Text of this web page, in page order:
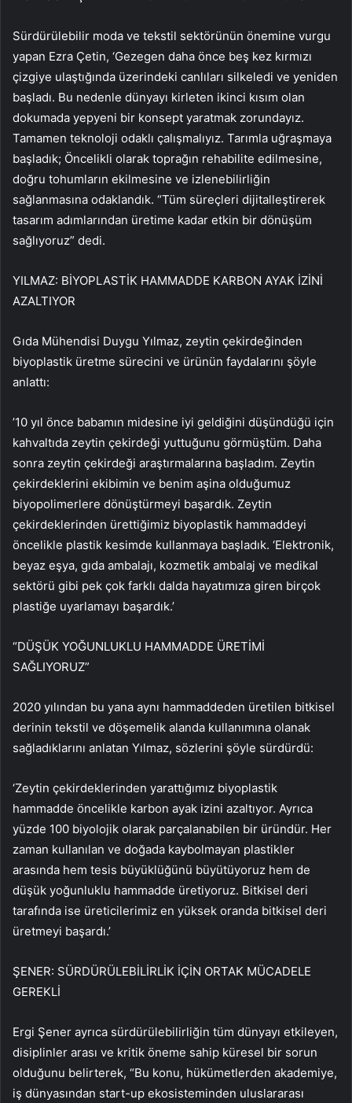
Sürdürülebilir moda ve tekstil sektörünün önemine vurgu
yapan Ezra Çetin, ‘Gezegen daha önce beş kez kırmızı
çizgiye ulaştığında üzerindeki canlıları silkeledi ve yeniden
başladı. Bu nedenle dünyayı kirleten ikinci kısım olan
dokumada yepyeni bir konsept yaratmak zorundayız.
Tamamen teknoloji odaklı çalışmalıyız. Tarımla uğraşmaya
başladık; Öncelikli olarak toprağın rehabilite edilmesine,
doğru tohumların ekilmesine ve izlenebilirliğin
sağlanmasına odaklandık. “Tüm süreçleri dijitalleştirerek
tasarım adımlarından üretime kadar etkin bir dönüşüm
sağlıyoruz” dedi.
YILMAZ: BİYOPLASTİK HAMMADDE KARBON AYAK İZİNİ
AZALTIYOR
Gıda Mühendisi Duygu Yılmaz, zeytin çekirdeğinden
biyoplastik üretme sürecini ve ürünün faydalarını şöyle
anlattı:
’10 yıl önce babamın midesine iyi geldiğini düşündüğü için
kahvaltıda zeytin çekirdeği yuttuğunu görmüştüm. Daha
sonra zeytin çekirdeği araştırmalarına başladım. Zeytin
çekirdeklerini ekibimin ve benim aşina olduğumuz
biyopolimerlere dönüştürmeyi başardık. Zeytin
çekirdeklerinden ürettiğimiz biyoplastik hammaddeyi
öncelikle plastik kesimde kullanmaya başladık. ‘Elektronik,
beyaz eşya, gıda ambalajı, kozmetik ambalaj ve medikal
sektörü gibi pek çok farklı dalda hayatımıza giren birçok
plastiğe uyarlamayı başardık.’
“DÜŞÜK YOĞUNLUKLU HAMMADDE ÜRETİMİ
SAĞLIYORUZ”
2020 yılından bu yana aynı hammaddeden üretilen bitkisel
derinin tekstil ve döşemelik alanda kullanımına olanak
sağladıklarını anlatan Yılmaz, sözlerini şöyle sürdürdü:
‘Zeytin çekirdeklerinden yarattığımız biyoplastik
hammadde öncelikle karbon ayak izini azaltıyor. Ayrıca
yüzde 100 biyolojik olarak parçalanabilen bir üründür. Her
zaman kullanılan ve doğada kaybolmayan plastikler
arasında hem tesis büyüklüğünü büyütüyoruz hem de
düşük yoğunluklu hammadde üretiyoruz. Bitkisel deri
tarafında ise üreticilerimiz en yüksek oranda bitkisel deri
üretmeyi başardı.’
ŞENER: SÜRDÜRÜLEBİLİRLİK İÇİN ORTAK MÜCADELE
GEREKLİ
Ergi Şener ayrıca sürdürülebilirliğin tüm dünyayı etkileyen,
disiplinler arası ve kritik öneme sahip küresel bir sorun
olduğunu belirterek, “Bu konu, hükümetlerden akademiye,
iş dünyasından start-up ekosisteminden uluslararası